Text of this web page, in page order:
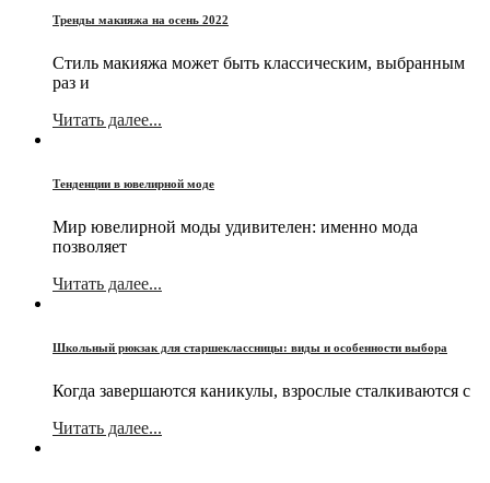
Тренды макияжа на осень 2022
Стиль макияжа может быть классическим, выбранным
раз и
Читать далее...
Тенденции в ювелирной моде
Мир ювелирной моды удивителен: именно мода
позволяет
Читать далее...
Школьный рюкзак для старшеклассницы: виды и особенности выбора
Когда завершаются каникулы, взрослые сталкиваются с
Читать далее...